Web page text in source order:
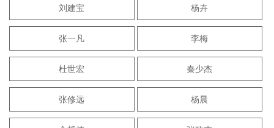
刘建宝 杨卉
张一凡 李梅
杜世宏 秦少杰
张修远 杨晨